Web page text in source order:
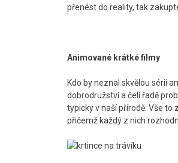
přenést do reality, tak
Animované krátké filmy
Kdo by neznal skvělou sérii
dobrodružství a čelí řadě
typicky v naší přírodě. Vše to
přičemž každý z nich